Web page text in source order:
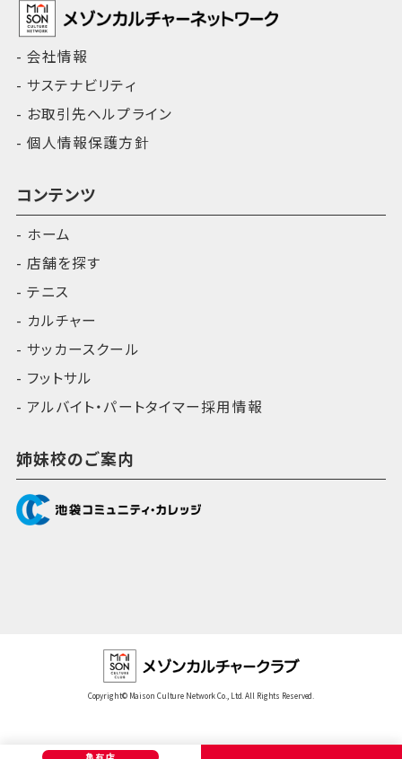
会社情報
サステナビリティ
お取引先ヘルプライン
個人情報保護方針
コンテンツ
ホーム
店舗を探す
テニス
カルチャー
サッカースクール
フットサル
アルバイト・パートタイマー採用情報
姉妹校のご案内
Copyright© Maison Culture Network Co., Ltd. All Rights Reserved.